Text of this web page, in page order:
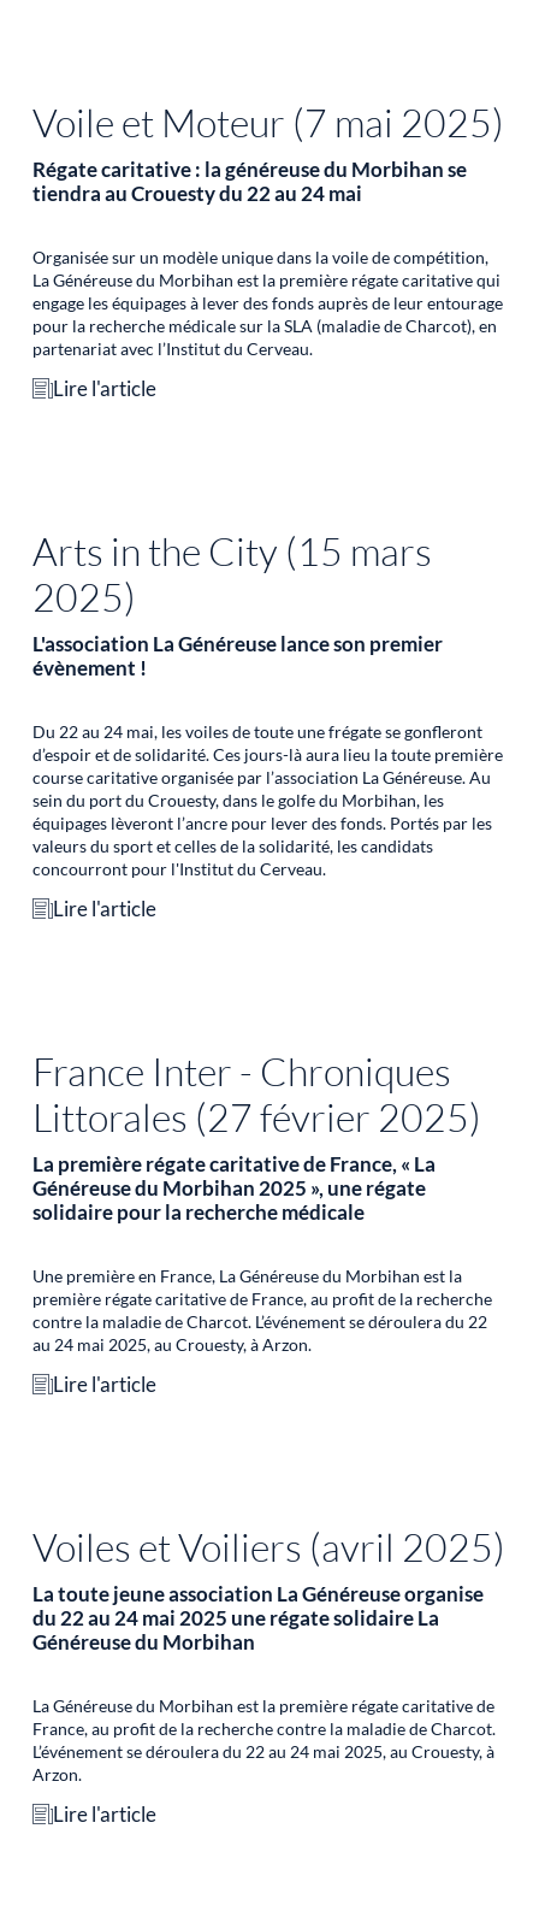
Voile et Moteur (7 mai 2025)
Régate caritative : la généreuse du Morbihan se
tiendra au Crouesty du 22 au 24 mai
Organisée sur un modèle unique dans la voile de compétition,
La Généreuse du Morbihan est la première régate caritative qui
engage les équipages à lever des fonds auprès de leur entourage
pour la recherche médicale sur la SLA (maladie de Charcot), en
partenariat avec l’Institut du Cerveau.
Lire l'article
Arts in the City (15 mars
2025)
L'association La Généreuse lance son premier
évènement !
Du 22 au 24 mai, les voiles de toute une frégate se gonfleront
d’espoir et de solidarité. Ces jours-là aura lieu la toute première
course caritative organisée par l’association La Généreuse. Au
sein du port du Crouesty, dans le golfe du Morbihan, les
équipages lèveront l’ancre pour lever des fonds. Portés par les
valeurs du sport et celles de la solidarité, les candidats
concourront pour l'Institut du Cerveau.
Lire l'article
France Inter - Chroniques
Littorales (27 février 2025)
La première régate caritative de France, « La
Généreuse du Morbihan 2025 », une régate
solidaire pour la recherche médicale
Une première en France, La Généreuse du Morbihan est la
première régate caritative de France, au profit de la recherche
contre la maladie de Charcot. L’événement se déroulera du 22
au 24 mai 2025, au Crouesty, à Arzon.
Lire l'article
Voiles et Voiliers (avril 2025)
La toute jeune association La Généreuse organise
du 22 au 24 mai 2025 une régate solidaire La
Généreuse du Morbihan
La Généreuse du Morbihan est la première régate caritative de
France, au profit de la recherche contre la maladie de Charcot.
L’événement se déroulera du 22 au 24 mai 2025, au Crouesty, à
Arzon.
Lire l'article